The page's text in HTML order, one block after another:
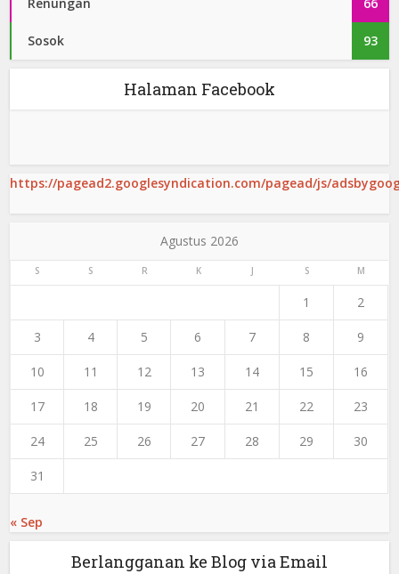
Sosok 93
Halaman Facebook
https://pagead2.googlesyndication.com/pagead/js/
Agustus 2026
S S R K J S M
1 2
3 4 5 6 7 8 9
10 11 12 13 14 15 16
17 18 19 20 21 22 23
24 25 26 27 28 29 30
31
« Sep
Berlangganan ke Blog via Email